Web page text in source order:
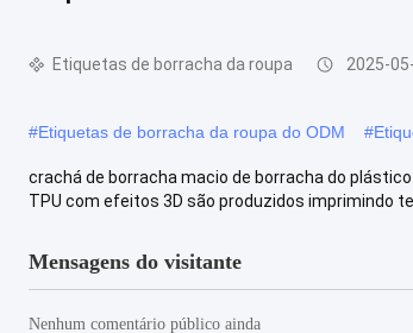
Etiquetas de borracha da roupa 2025-
#Etiquetas de borracha da roupa do ODM #
crachá de borracha macio de borracha do
TPU com efeitos 3D são produzidos imprimindo
Mensagens do visitante
Nenhum comentário público ainda